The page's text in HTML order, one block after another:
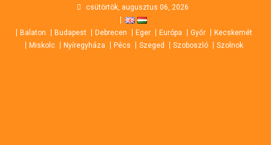
content
csütörtök, augusztus 06, 2026
Balaton Budapest Debrecen Eger Európa Győr
Kecskemét
Miskolc
Nyíregyháza Pécs Szeged Szoboszló Szolnok